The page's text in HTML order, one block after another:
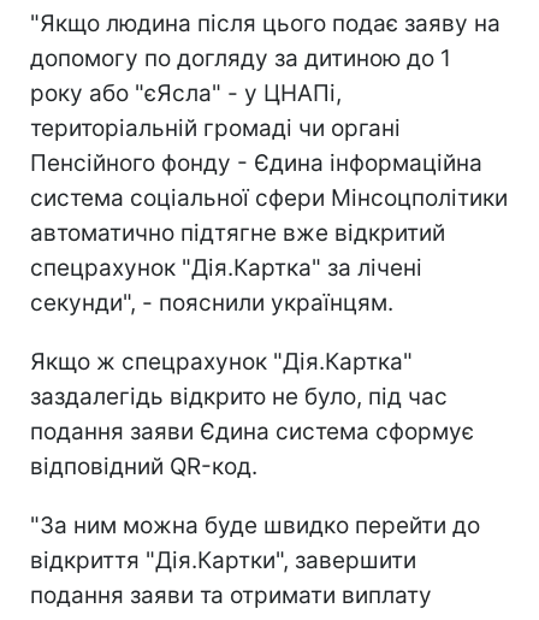
"Якщо людина після цього подає заяву на
допомогу по догляду за дитиною до 1
року або "єЯсла" - у ЦНАПі,
територіальній громаді чи органі
Пенсійного фонду - Єдина інформаційна
система соціальної сфери Мінсоцполітики
автоматично підтягне вже відкритий
спецрахунок "Дія.Картка" за лічені
секунди", - пояснили українцям.
Якщо ж спецрахунок "Дія.Картка"
заздалегідь відкрито не було, під час
подання заяви Єдина система сформує
відповідний QR-код.
"За ним можна буде швидко перейти до
відкриття "Дія.Картки", завершити
подання заяви та отримати виплату